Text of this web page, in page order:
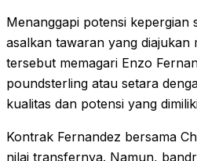
Menanggapi potensi kepergian
asalkan tawaran yang diajukan
tersebut memagari Enzo
poundsterling atau setara
kualitas dan potensi yang
Kontrak Fernandez bersama
nilai transfernya. Namun,